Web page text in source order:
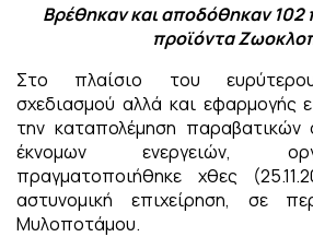
Βρέθηκαν και αποδόθηκαν 102
προϊόντα
Στο πλαίσιο του ευρύτερου
σχεδιασμού αλλά και εφαρμογής
την καταπολέμηση παραβατικών
έκνομων ενεργειών,
πραγματοποιήθηκε χθες
αστυνομική επιχείρηση, σε
Μυλοποτάμου.